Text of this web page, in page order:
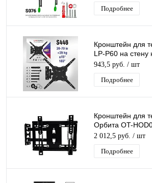
Подробнее
Кронштейн для
LP-P60 на стену
поворотный для
943,5 руб. / шт
Подробнее
Кронштейн для
Орбита OT-
наклонный
Монитора
2 012,5 руб. / шт
Подробнее